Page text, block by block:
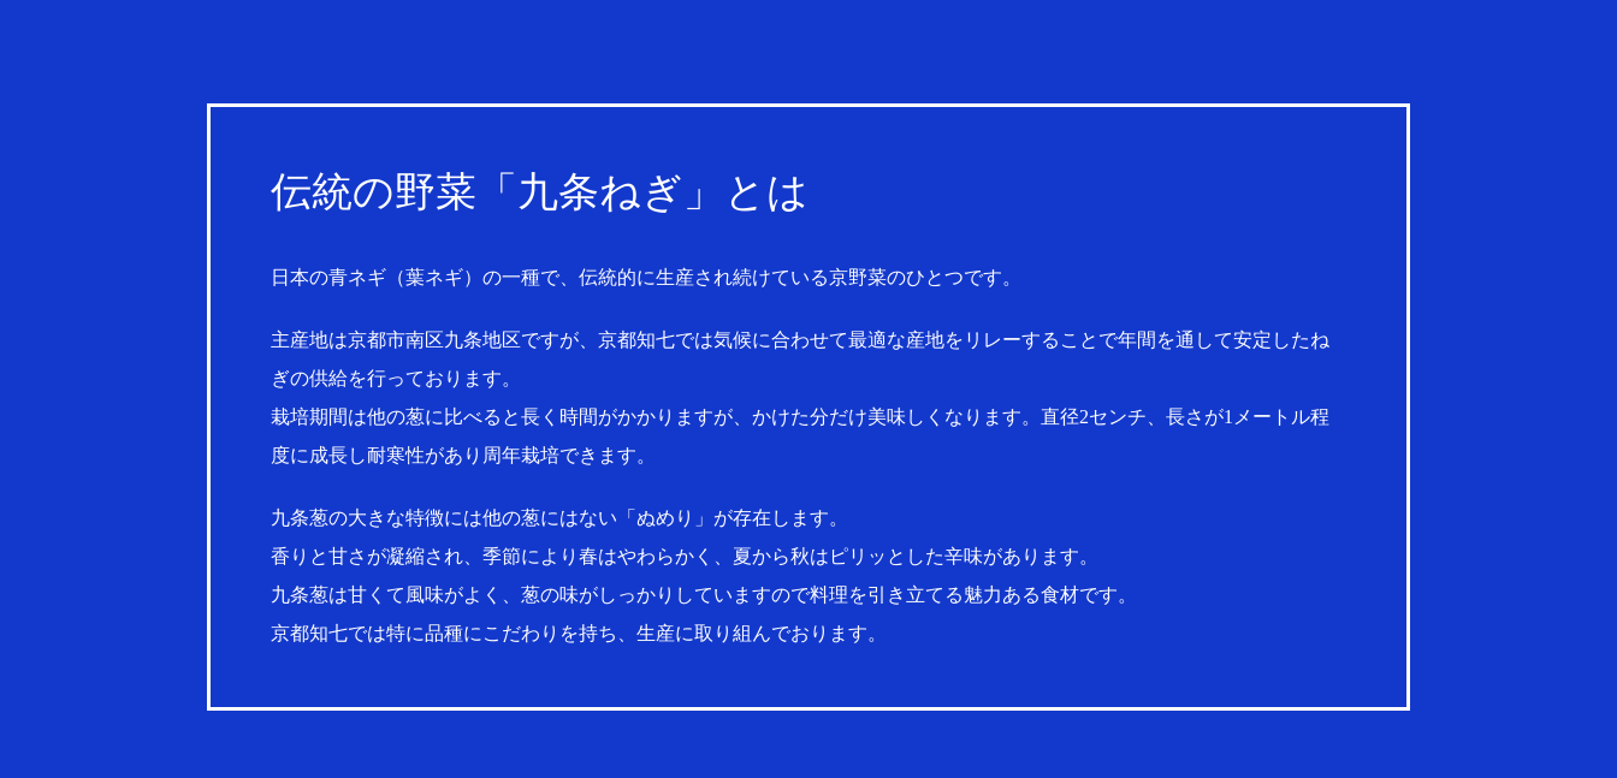
伝統の野菜「九条ねぎ」 とは
日本の青ネギ（葉ネギ）の一種で、伝統的に生産され続けている京野菜のひとつです。
主産地は京都市南区九条地区ですが、京都知七では気候に合わせて最適な産地をリレーすることで年間を通して安定したね
ぎの供給を行っております。
栽培期間は他の葱に比べると長く時間がかかりますが、かけた分だけ美味しくなります。直径2センチ、長さが1メートル程
度に成長し耐寒性があり周年栽培できます。
九条葱の大きな特徴には他の葱にはない「ぬめり」が存在します。
香りと甘さが凝縮され、季節により春はやわらかく、夏から秋はピリッとした辛味があります。
九条葱は甘くて風味がよく、葱の味がしっかりしていますので料理を引き立てる魅力ある食材です。
京都知七では特に品種にこだわりを持ち、生産に取り組んでおります。